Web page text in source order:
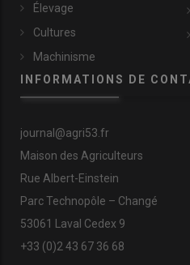
Élevage
Cultures
Machinisme
INFORMATIONS DE
journal@agri53.fr
Maison des Agriculteurs
Rue Albert-Einstein
Parc Technopôle – Changé
53061 Laval Cedex 9
+33 (0)2 43 67 36 68